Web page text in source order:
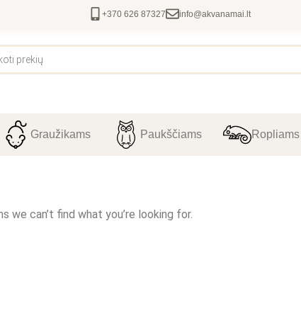
+370 626 87327 info@akvanamai.lt
Graužikams Paukščiams Ropliams
we can’t find what you’re looking for.